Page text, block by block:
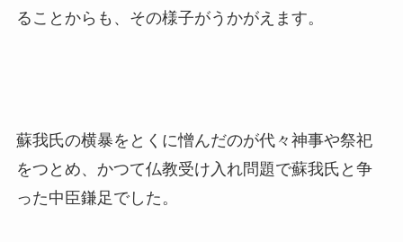
ることからも、その様子がうかがえます。
蘇我氏の横暴をとくに憎んだのが代々神事や祭祀
をつとめ、かつて仏教受け入れ問題で蘇我氏と争
った中臣鎌足でした。